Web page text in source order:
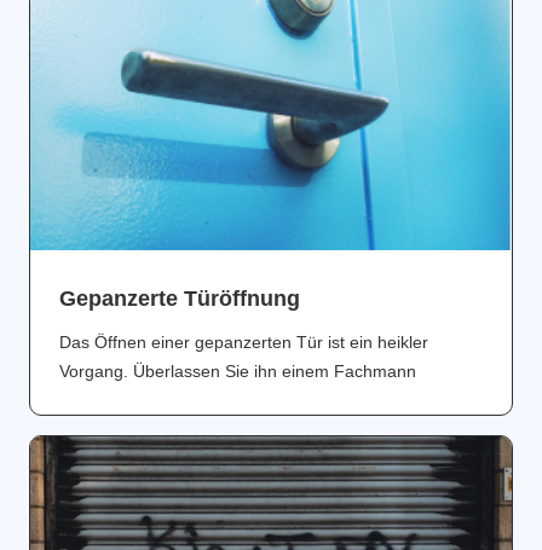
Gepanzerte Türöffnung
Das Öffnen einer gepanzerten Tür ist ein heikler
Vorgang. Überlassen Sie ihn einem Fachmann